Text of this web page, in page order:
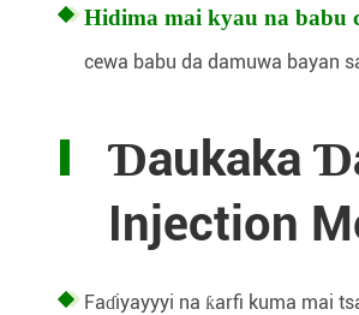
Hidima mai kyau na babu
cewa babu da damuwa bayan
Ɗaukaka
Injection
Faɗiyayyyi na ƙarfi kuma mai